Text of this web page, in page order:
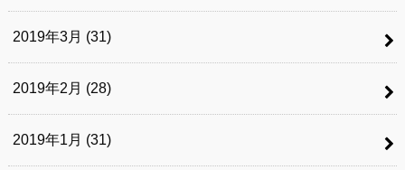
2019年3月 (31)
2019年2月 (28)
2019年1月 (31)